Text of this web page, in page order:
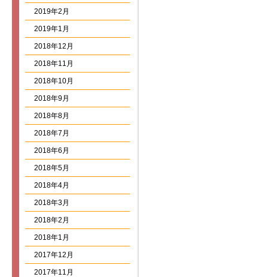
2019年2月
2019年1月
2018年12月
2018年11月
2018年10月
2018年9月
2018年8月
2018年7月
2018年6月
2018年5月
2018年4月
2018年3月
2018年2月
2018年1月
2017年12月
2017年11月